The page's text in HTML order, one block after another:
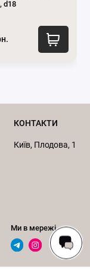
26.0 %
d18
КОНТАКТИ
Київ, Плодова, 1
Ми в мережі